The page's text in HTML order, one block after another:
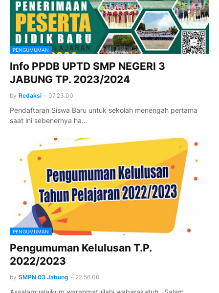
PENGUMUMAN
Info PPDB UPTD SMP NEGERI 3
JABUNG TP. 2023/2024
by Redaksi - 07.23.00
Pendaftaran Siswa Baru untuk sekolah menengah pertama
saat ini sebenernya ha…
PENGUMUMAN
Pengumuman Kelulusan T.P.
2022/2023
by SMPN 03 Jabung - 22.56.00